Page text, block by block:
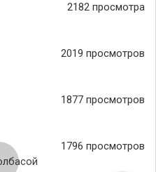
2182 просмотра
2019 просмотров
1877 просмотров
1796 просмотров